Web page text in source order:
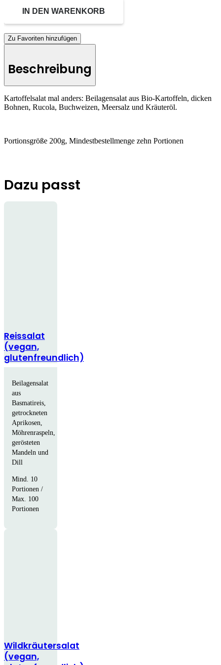
IN DEN WARENKORB
Zu Favoriten hinzufügen
Beschreibung
Kartoffelsalat mal anders: Beilagensalat aus Bio-Kartoffeln, dicken
Bohnen, Rucola, Buchweizen, Meersalz und Kräuteröl.
Portionsgröße 200g, Mindestbestellmenge zehn Portionen
Dazu passt
Reissalat
(vegan,
glutenfreundlich)
Beilagensalat
aus
Basmatireis,
getrockneten
Aprikosen,
Möhrenraspeln,
gerösteten
Mandeln und
Dill
Mind. 10
Portionen /
Max. 100
Portionen
Wildkräutersalat
(vegan,